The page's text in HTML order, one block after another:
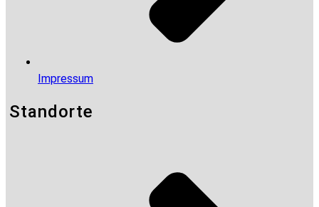
Impressum
Standorte